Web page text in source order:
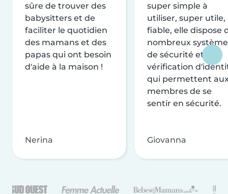
sûre de trouver des
babysitters et de
faciliter le quotidien
des mamans et des
papas qui ont besoin
d'aide à la maison !
Nerina
super simple à
utiliser, super utile,
fiable, elle dispose
nombreux
de sécurité et de
vérification
qui permettent
membres de se
sentir en sécurité.
Giovanna